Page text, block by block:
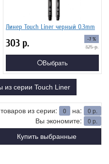
Линер Touch Liner черный 0.3mm
303 р. -7 %
325р.
Выбрать
из серии Touch Liner
из серии: 0 на: 0 р.
Вы экономите: 0 р.
Купить выбранные